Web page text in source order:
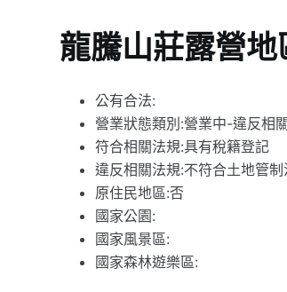
龍騰山莊露營
公有合法:
營業狀態類別:營業中-違反相
符合相關法規:具有稅籍登記
違反相關法規:不符合土地管制
原住民地區:否
國家公園:
國家風景區:
國家森林遊樂區: